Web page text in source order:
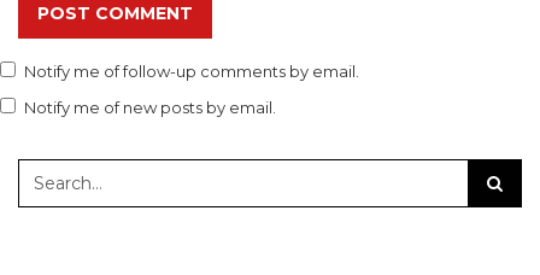
POST COMMENT
Notify me of follow-up comments by email.
Notify me of new posts by email.